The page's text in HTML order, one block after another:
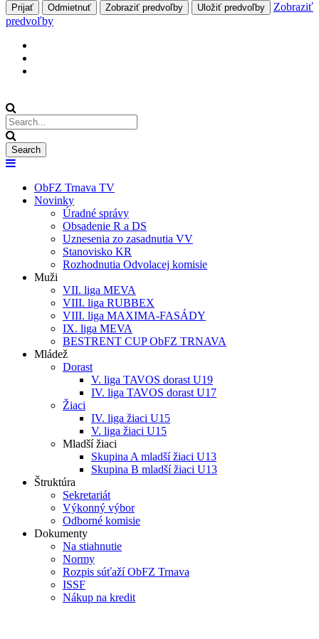
Prijať Odmietnuť Zobraziť predvoľby Uložiť predvoľby
Zobraziť
predvoľby
ObFZ Trnava TV
Novinky
Úradné správy
Obsadenie R a DS
Uznesenia zo zasadnutia VV
Stanovisko KR
Rozhodnutia Odvolacej komisie
Muži
VII. liga MEVA
VIII. liga RUBBEX
VIII. liga MAXIMA-FASÁDY
IX. liga MEVA
BESTRENT CUP ObFZ TRNAVA
Mládež
Dorast
V. liga TAVOS dorast U19
IV. liga TAVOS dorast U17
Žiaci
IV. liga žiaci U15
V. liga žiaci U15
Mladší žiaci
Skupina A mladší žiaci U13
Skupina B mladší žiaci U13
Štruktúra
Sekretariát
Výkonný výbor
Odborné komisie
Dokumenty
Na stiahnutie
Normy
Rozpis súťaží ObFZ Trnava
ISSF
Nákup na kredit